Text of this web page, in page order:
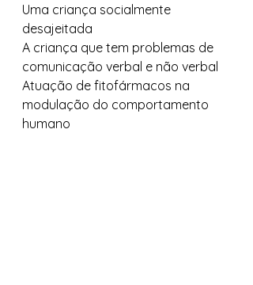
Uma criança socialmente
desajeitada
A criança que tem problemas de
comunicação verbal e não verbal
Atuação de fitofármacos na
modulação do comportamento
humano